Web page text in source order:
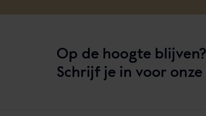
Op de hoogte blijven?
Schrijf je in voor